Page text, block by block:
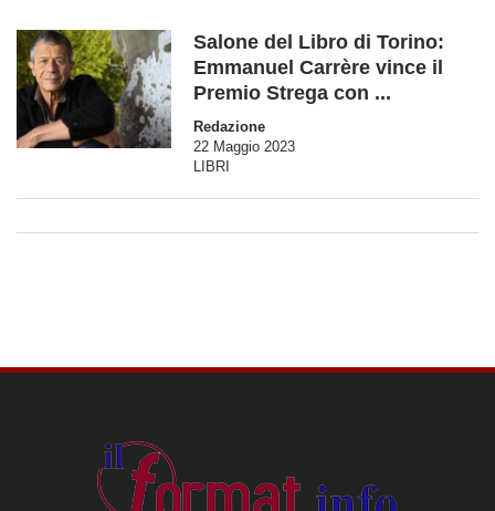
Salone del Libro di Torino:
Emmanuel Carrère vince il
Premio Strega con ...
Redazione
22 Maggio 2023
LIBRI